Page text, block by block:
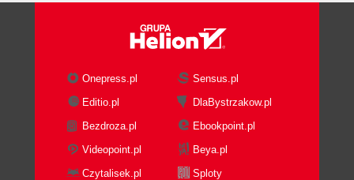
Onepress.pl
Sensus.pl
Editio.pl
DlaBystrzakow.pl
Bezdroza.pl
Ebookpoint.pl
Videopoint.pl
Beya.pl
Czytalisek.pl
Sploty